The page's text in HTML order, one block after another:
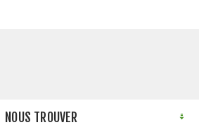
NOUS TROUVER